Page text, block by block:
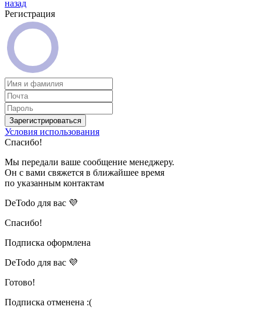
назад
Регистрация
Зарегистрироваться
Условия использования
Спасибо!
Мы передали ваше сообщение менеджеру.
Он с вами свяжется в ближайшее время
по указанным контактам
DeTodo для вас 💜
Спасибо!
Подписка оформлена
DeTodo для вас 💜
Готово!
Подписка отменена :(